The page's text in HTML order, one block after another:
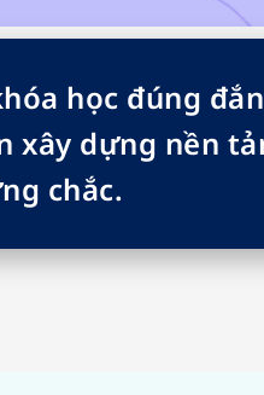
học đúng đắn
xây dựng nền
chắc.